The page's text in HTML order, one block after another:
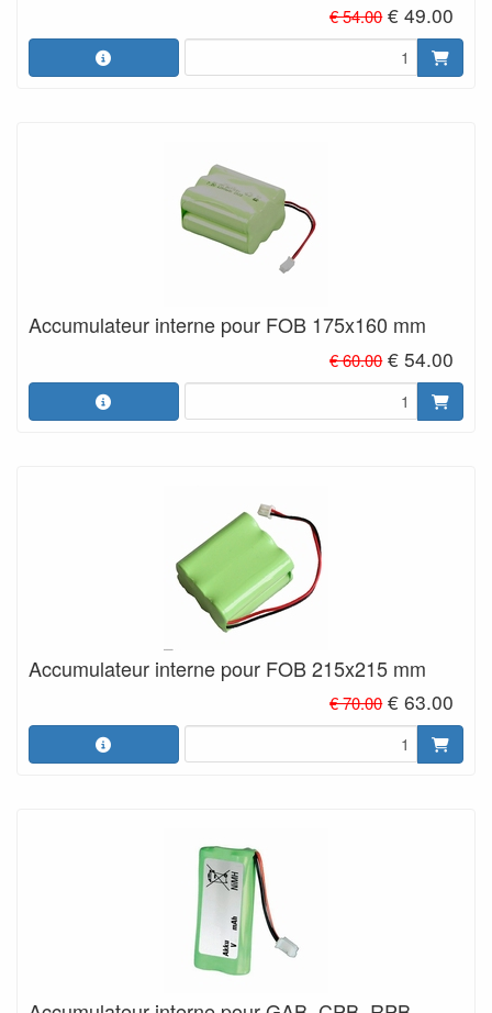
€ 54.00 € 49.00
Accumulateur interne pour FOB 175x160 mm
€ 60.00 € 54.00
Accumulateur interne pour FOB 215x215 mm
€ 70.00 € 63.00